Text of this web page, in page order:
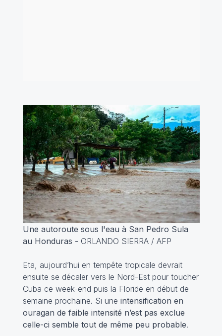
Une autoroute sous l'eau à San Pedro Sula
au Honduras - ORLANDO SIERRA / AFP
Eta, aujourd’hui en tempête tropicale devrait
ensuite se décaler vers le Nord-Est pour toucher
Cuba ce week-end puis la Floride en début de
semaine prochaine. Si une intensification en
ouragan de faible intensité n’est pas exclue
celle-ci semble tout de même peu probable.